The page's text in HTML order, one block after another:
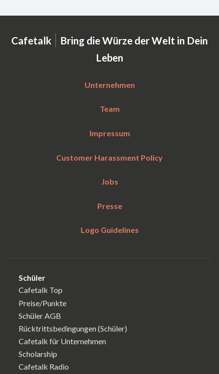
Cafetalk | Bring die Würze der Welt in Dein
Leben
Unternehmen
Team
Impressum
Customer Harassment Policy
Jobs
Presse
Logo Guidelines
Schüler
Cafetalk Top
Preise/Punkte
Schüler AGB
Rücktrittsbedingungen (Schüler)
Cafetalk für Unternehmen
Scholarship
Cafetalk Radio